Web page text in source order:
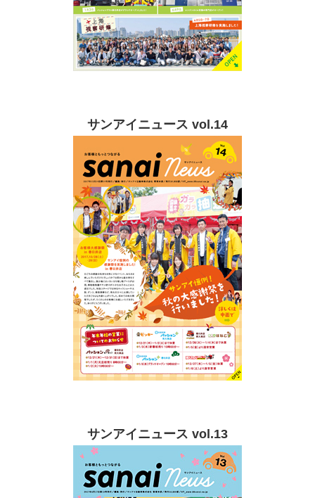
サンアイニュース vol.14
サンアイニュース vol.13